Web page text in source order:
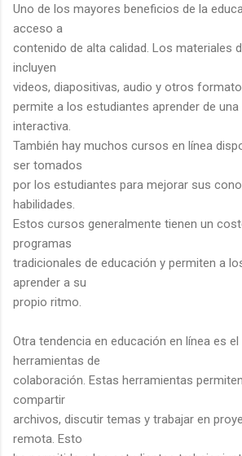
Uno de los mayores beneficios de la
acceso a
contenido de alta calidad. Los materiales
incluyen
videos, diapositivas, audio y otros
permite a los estudiantes aprender de
interactiva.
También hay muchos cursos en línea
ser tomados
por los estudiantes para mejorar sus
habilidades.
Estos cursos generalmente tienen un
programas
tradicionales de educación y permiten a
aprender a su
propio ritmo.
Otra tendencia en educación en línea es el
herramientas de
colaboración. Estas herramientas
compartir
archivos, discutir temas y trabajar en
remota. Esto